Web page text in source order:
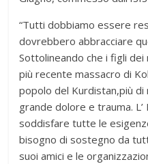
“Tutti dobbiamo essere
dovrebbero abbracciare
Sottolineando che i figli
più recente massacro di
popolo del Kurdistan,più di
grande dolore e trauma.
soddisfare tutte le
bisogno di sostegno da
suoi amici e le